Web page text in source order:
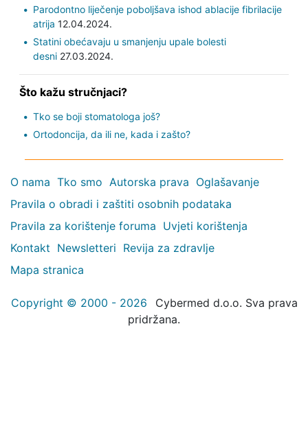
Parodontno liječenje poboljšava ishod ablacije fibrilacije
atrija 12.04.2024.
Statini obećavaju u smanjenju upale bolesti
desni27.03.2024.
Što kažu stručnjaci?
Tko se boji stomatologa još?
Ortodoncija, da ili ne, kada i zašto?
O nama Tko smo Autorska prava Oglašavanje
Pravila o obradi i zaštiti osobnih podataka
Pravila za korištenje foruma Uvjeti korištenja
Kontakt Newsletteri Revija za zdravlje
Mapa stranica
Copyright © 2000 - 2026
Cybermed d.o.o. Sva prava
pridržana.